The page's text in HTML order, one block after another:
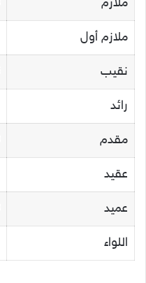
ملازم
ملازم أول
نقيب
رائد
مقدم
عقيد
عميد
اللواء